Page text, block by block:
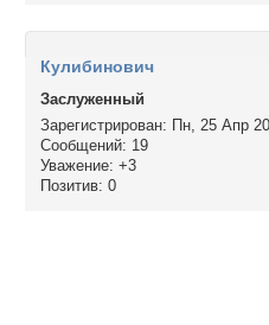
Кулибинович
Заслуженный
Зарегистрирован: Пн, 25 Апр
Сообщений: 19
Уважение: +3
Позитив: 0